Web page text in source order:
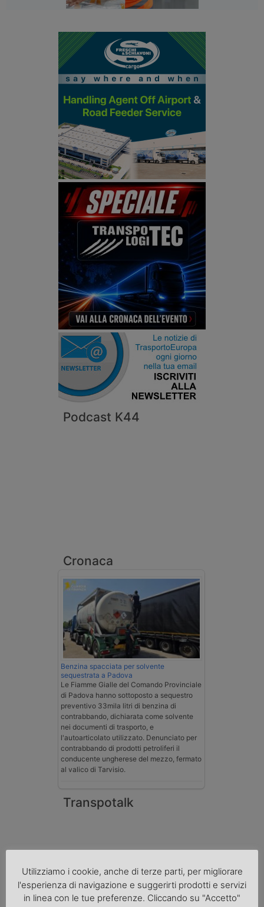
Podcast K44
Cronaca
Benzina spacciata per solvente
sequestrata a Padova
Le Fiamme Gialle del Comando Provinciale
di Padova hanno sottoposto a sequestro
preventivo 33mila litri di benzina di
contrabbando, dichiarata come solvente
nei documenti di trasporto, e
l'autoarticolato utilizzato. Denunciato per
contrabbando di prodotti petroliferi il
conducente ungherese del mezzo, fermato
al valico di Tarvisio.
Transpotalk
Utilizziamo i cookie, anche di terze parti, per migliorare
l'esperienza di navigazione e suggerirti prodotti e servizi
in linea con le tue preferenze. Cliccando su "Accetto"